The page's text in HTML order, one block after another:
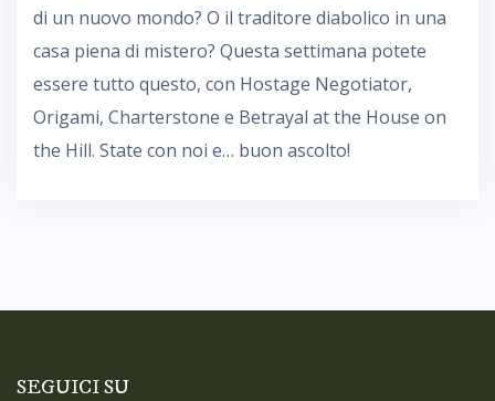
di un nuovo mondo? O il traditore diabolico in una
casa piena di mistero? Questa settimana potete
essere tutto questo, con Hostage Negotiator,
Origami, Charterstone e Betrayal at the House on
the Hill. State con noi e… buon ascolto!
SEGUICI SU